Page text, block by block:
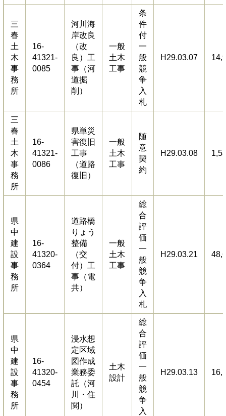
三
春
土
木
事
務
所
16-
41321-
0085
河川海
岸改良
（改
良）工
事（河
道掘
削）
一般
土木
工事
条
件
付
一
般
競
争
入
札
H29.03.07
三
春
土
木
事
務
所
16-
41321-
0086
県単災
害復旧
工事
（道路
復旧）
一般
土木
工事
随
意
契
約
H29.03.08
県
中
建
設
事
務
所
16-
41320-
0364
道路橋
りょう
整備
（交
付）工
事（電
共）
一般
土木
工事
総
合
評
価
一
般
競
争
入
札
H29.03.21
県
中
建
設
事
務
所
16-
41320-
0454
浸水想
定区域
図作成
業務委
託（河
川・住
関）
土木
設計
総
合
評
価
一
般
競
争
入
H29.03.13